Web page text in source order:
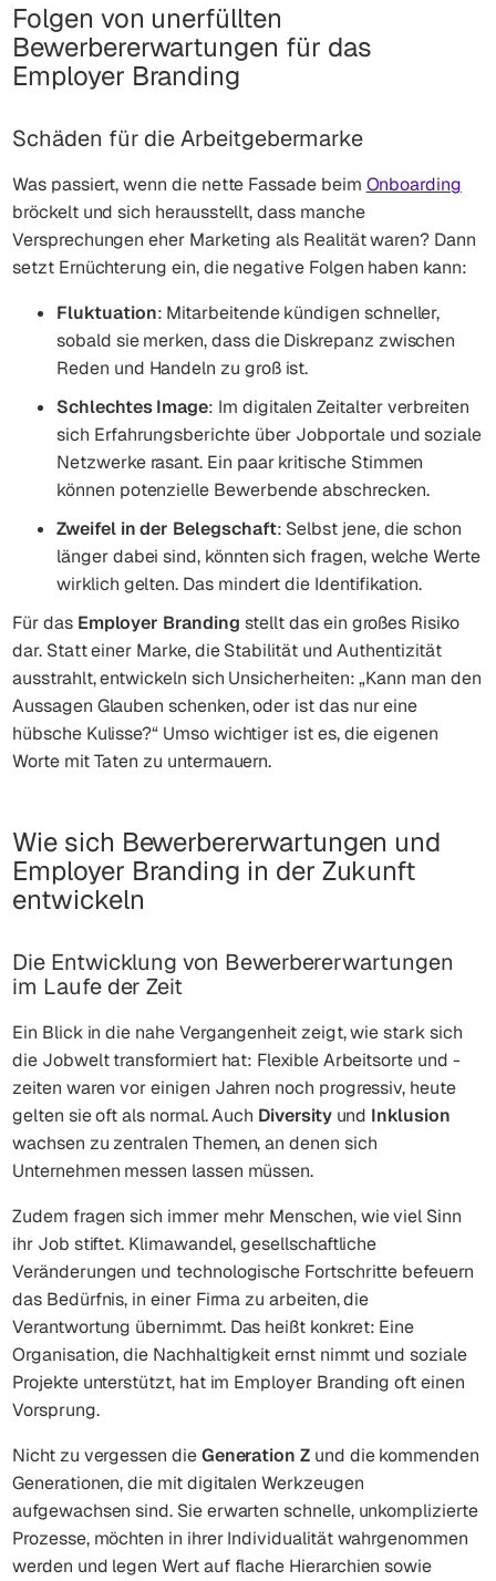
Folgen von unerfüllten
Bewerbererwartungen für das
Employer Branding
Schäden für die Arbeitgebermarke
Was passiert, wenn die nette Fassade beim Onboarding
bröckelt und sich herausstellt, dass manche
Versprechungen eher Marketing als Realität waren? Dann
setzt Ernüchterung ein, die negative Folgen haben kann:
Fluktuation: Mitarbeitende kündigen schneller,
sobald sie merken, dass die Diskrepanz zwischen
Reden und Handeln zu groß ist.
Schlechtes Image: Im digitalen Zeitalter verbreiten
sich Erfahrungsberichte über Jobportale und soziale
Netzwerke rasant. Ein paar kritische Stimmen
können potenzielle Bewerbende abschrecken.
Zweifel in der Belegschaft: Selbst jene, die schon
länger dabei sind, könnten sich fragen, welche Werte
wirklich gelten. Das mindert die Identifikation.
Für das Employer Branding stellt das ein großes Risiko
dar. Statt einer Marke, die Stabilität und Authentizität
ausstrahlt, entwickeln sich Unsicherheiten: „Kann man den
Aussagen Glauben schenken, oder ist das nur eine
hübsche Kulisse?“ Umso wichtiger ist es, die eigenen
Worte mit Taten zu untermauern.
Wie sich Bewerbererwartungen und
Employer Branding in der Zukunft
entwickeln
Die Entwicklung von Bewerbererwartungen
im Laufe der Zeit
Ein Blick in die nahe Vergangenheit zeigt, wie stark sich
die Jobwelt transformiert hat: Flexible Arbeitsorte und -
zeiten waren vor einigen Jahren noch progressiv, heute
gelten sie oft als normal. Auch Diversityund Inklusion
wachsen zu zentralen Themen, an denen sich
Unternehmen messen lassen müssen.
Zudem fragen sich immer mehr Menschen, wie viel Sinn
ihr Job stiftet. Klimawandel, gesellschaftliche
Veränderungen und technologische Fortschritte befeuern
das Bedürfnis, in einer Firma zu arbeiten, die
Verantwortung übernimmt. Das heißt konkret: Eine
Organisation, die Nachhaltigkeit ernst nimmt und soziale
Projekte unterstützt, hat im Employer Branding oft einen
Vorsprung.
Nicht zu vergessen dieGeneration Zund die kommenden
Generationen, die mit digitalen Werkzeugen
aufgewachsen sind. Sie erwarten schnelle, unkomplizierte
Prozesse, möchten in ihrer Individualität wahrgenommen
werden und legen Wert auf flache Hierarchien sowie